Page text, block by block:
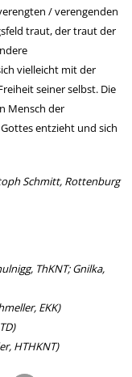
/ verengenden
traut, der traut der
vielleicht mit der
seiner selbst. Die
Mensch der
entzieht und sich
Schmitt, Rottenburg
ThKNT; Gnilka,
EKK)
HTHKNT)